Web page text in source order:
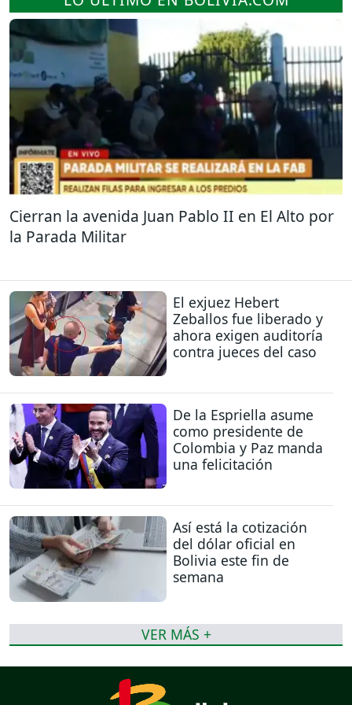
Cierran la avenida Juan Pablo II en El Alto por
la Parada Militar
El exjuez Hebert
Zeballos fue liberado y
ahora exigen auditoría
contra jueces del caso
De la Espriella asume
como presidente de
Colombia y Paz manda
una felicitación
Así está la cotización
del dólar oficial en
Bolivia este fin de
semana
VER MÁS +